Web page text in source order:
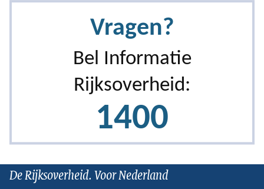
De Rijksoverheid. Voor Nederland